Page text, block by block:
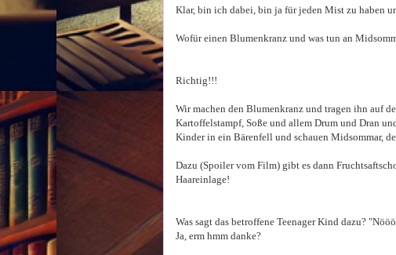
Klar, bin ich dabei, bin ja für jeden Mist zu haben
Wofür einen Blumenkranz und was tun an
Richtig!!!
Wir machen den Blumenkranz und tragen ihn auf
Kartoffelstampf, Soße und allem Drum und Dran
Kinder in ein Bärenfell und schauen Midsommar,
Dazu (Spoiler vom Film) gibt es dann
Haareinlage!
Was sagt das betroffene Teenager Kind dazu?
Ja, erm hmm danke?